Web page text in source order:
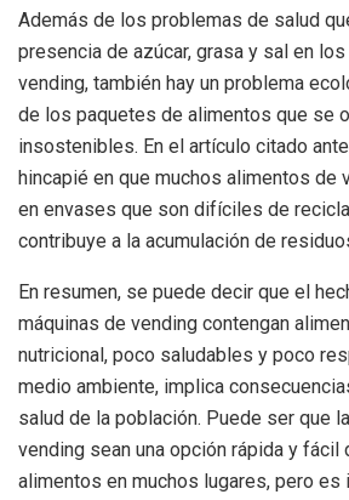
Además de los problemas de salud
presencia de azúcar, grasa y sal en
vending, también hay un problema
de los paquetes de alimentos que se
insostenibles. En el artículo citado
hincapié en que muchos alimentos de
en envases que son difíciles de
contribuye a la acumulación de
En resumen, se puede decir que el
máquinas de vending contengan
nutricional, poco saludables y poco
medio ambiente, implica
salud de la población. Puede ser que
vending sean una opción rápida y fácil
alimentos en muchos lugares, pero es